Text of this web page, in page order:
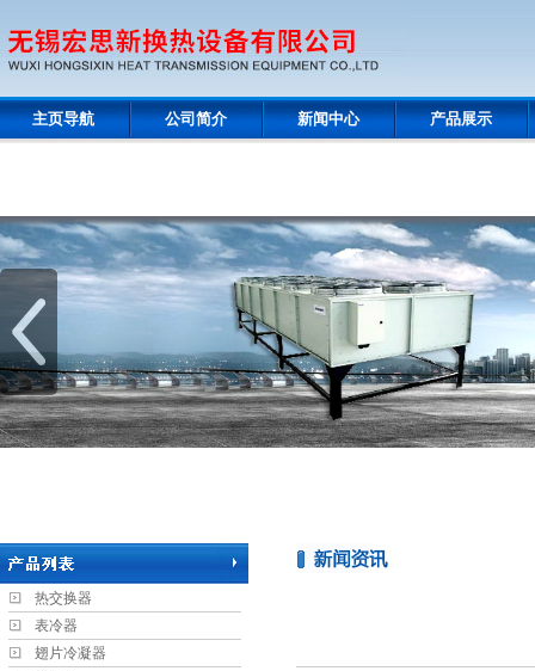
主页导航 公司简介 新闻中心 产品展示
热交换器
表冷器
翅片冷凝器